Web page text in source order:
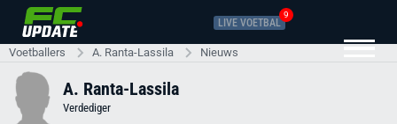
LIVE VOETBAL
9
Voetballers A. Ranta-Lassila Nieuws
A. Ranta-Lassila
Verdediger